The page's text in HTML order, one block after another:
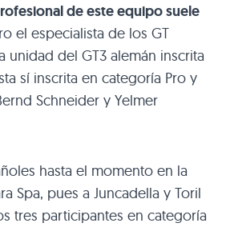
de este equipo suele
el especialista de los GT
unidad del GT3 alemán inscrita
sí inscrita en categoría Pro y
Schneider y Yelmer
hasta el momento en la
Spa, pues a Juncadella y Toril
tres participantes en categoría